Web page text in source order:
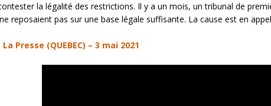
la légalité des restrictions. Il y a un mois, un tribunal de
reposaient pas sur une base légale suffisante. La cause est en
Presse (QUEBEC) – 3 mai 2021